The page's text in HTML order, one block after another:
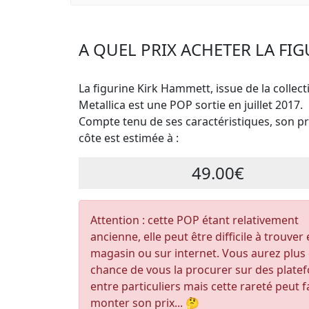
A QUEL PRIX ACHETER LA
La figurine Kirk Hammett, issue de la
Metallica est une POP sortie en juillet 2017.
Compte tenu de ses caractéristiques, son
côte est estimée à :
49.00€
Attention : cette POP étant relativement
ancienne, elle peut être difficile à trouver
magasin ou sur internet. Vous aurez plus
chance de vous la procurer sur des
entre particuliers mais cette rareté peut
monter son prix... 🤔